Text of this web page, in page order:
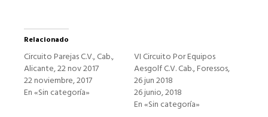
Relacionado
Circuito Parejas C.V., Cab.,
Alicante, 22 nov 2017
22 noviembre, 2017
En «Sin categoría»
VI Circuito Por Equipos
Aesgolf C.V. Cab., Foressos,
26 jun 2018
26 junio, 2018
En «Sin categoría»